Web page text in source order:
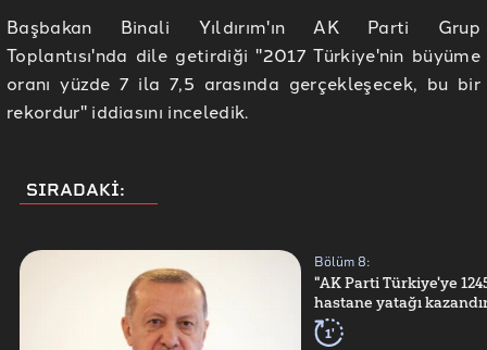
Başbakan Binali Yıldırım'ın AK Parti Grup
Toplantısı'nda dile getirdiği "2017 Türkiye'nin büyüme
oranı yüzde 7 ila 7,5 arasında gerçekleşecek, bu bir
rekordur" iddiasını inceledik.
SIRADAKİ:
Bölüm8:
"AK Parti Türkiye'ye
hastane yatağı
1'